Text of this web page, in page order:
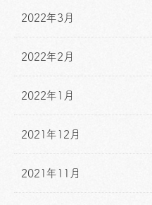
2022年3月
2022年2月
2022年1月
2021年12月
2021年11月